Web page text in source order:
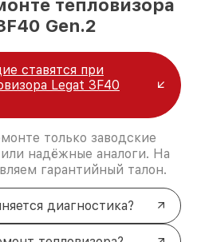
тепловизора
Gen.2
ставятся при
Legat 3F40
только заводские
надёжные аналоги. На
гарантийный талон.
диагностика?